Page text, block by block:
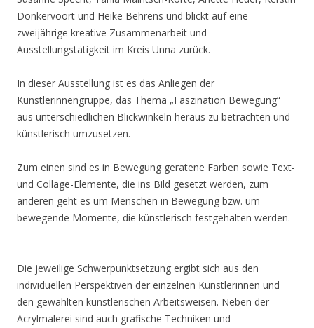
Donkervoort und Heike Behrens und blickt auf eine
zweijährige kreative Zusammenarbeit und
Ausstellungstätigkeit im Kreis Unna zurück.
In dieser Ausstellung ist es das Anliegen der
Künstlerinnengruppe, das Thema „Faszination Bewegung“
aus unterschiedlichen Blickwinkeln heraus zu betrachten und
künstlerisch umzusetzen.
Zum einen sind es in Bewegung geratene Farben sowie Text-
und Collage-Elemente, die ins Bild gesetzt werden, zum
anderen geht es um Menschen in Bewegung bzw. um
bewegende Momente, die künstlerisch festgehalten werden.
Die jeweilige Schwerpunktsetzung ergibt sich aus den
individuellen Perspektiven der einzelnen Künstlerinnen und
den gewählten künstlerischen Arbeitsweisen. Neben der
Acrylmalerei sind auch grafische Techniken und